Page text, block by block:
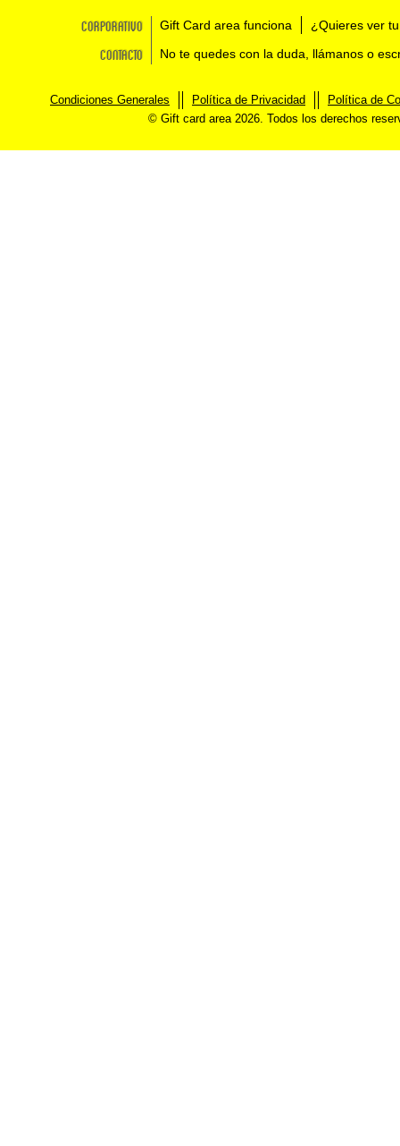
Corporativo Gift Card area funciona ¿Quieres ver
Contacto No te quedes con la duda, llámanos o
Condiciones Generales Política de Privacidad
Política de
© Gift card area 2026. Todos los derechos